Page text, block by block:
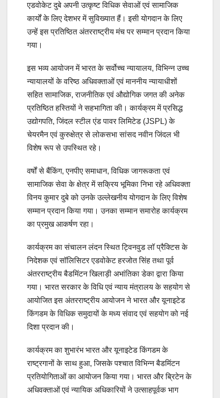
एडवोकेट दुबे अपनी उत्कृष्ट विधिक सेवाओं एवं सामाजिक
कार्यों के लिए देशभर में सुविख्यात हैं। इसी योगदान के लिए
उन्हें इस प्रतिष्ठित अंतरराष्ट्रीय मंच पर सम्मान प्रदान किया
गया।
इस भव्य आयोजन में भारत के सर्वोच्च न्यायालय, विभिन्न उच्च
न्यायालयों के वरिष्ठ अधिवक्ताओं एवं माननीय न्यायाधीशों
सहित सामाजिक, राजनीतिक एवं औद्योगिक जगत की अनेक
प्रतिष्ठित हस्तियों ने सहभागिता की। कार्यक्रम में प्रसिद्ध
उद्योगपति, जिंदल स्टील एंड पावर लिमिटेड (JSPL) के
चेयरमैन एवं कुरुक्षेत्र से लोकसभा सांसद नवीन जिंदल भी
विशेष रूप से उपस्थित रहे।
वर्षों से बैंकिंग, एनपीए समाधान, विधिक जागरूकता एवं
सामाजिक सेवा के क्षेत्र में सक्रिय भूमिका निभा रहे अधिवक्ता
विनय कुमार दुबे को उनके उल्लेखनीय योगदान के लिए विशेष
सम्मान प्रदान किया गया। उनका सम्मान समारोह कार्यक्रम
का प्रमुख आकर्षण रहा।
कार्यक्रम का संचालन लंदन स्थित ट्विनवुड लॉ प्रैक्टिस के
निदेशक एवं सॉलिसिटर एडवोकेट हरजोत सिंह तथा पूर्व
अंतरराष्ट्रीय बैडमिंटन खिलाड़ी अभांतिका डेका द्वारा किया
गया। भारत सरकार के विधि एवं न्याय मंत्रालय के सहयोग से
आयोजित इस अंतरराष्ट्रीय आयोजन ने भारत और यूनाइटेड
किंगडम के विधिक समुदायों के मध्य संवाद एवं सहयोग को नई
दिशा प्रदान की।
कार्यक्रम का शुभारंभ भारत और यूनाइटेड किंगडम के
राष्ट्रगानों के साथ हुआ, जिसके पश्चात विभिन्न बैडमिंटन
प्रतियोगिताओं का आयोजन किया गया। भारत और ब्रिटेन के
अधिवक्ताओं एवं न्यायिक अधिकारियों ने उत्साहपूर्वक भाग